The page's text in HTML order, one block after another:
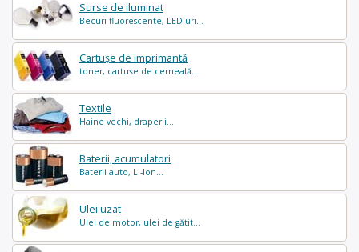
Surse de iluminat
Becuri fluorescente, LED-uri...
Cartușe de imprimantă
toner, cartușe de cerneală...
Textile
Haine vechi, draperii...
Baterii, acumulatori
Baterii auto, Li-Ion...
Ulei uzat
Ulei de motor, ulei de gătit...